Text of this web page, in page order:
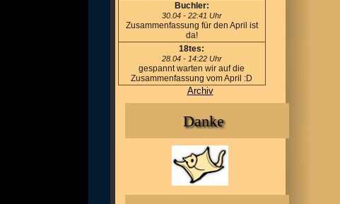
Buchler:
30.04 - 22:41 Uhr
Zusammenfassung für den April ist
da!
18tes:
28.04 - 14:22 Uhr
gespannt warten wir auf die
Zusammenfassung vom April :D
Archiv
Danke